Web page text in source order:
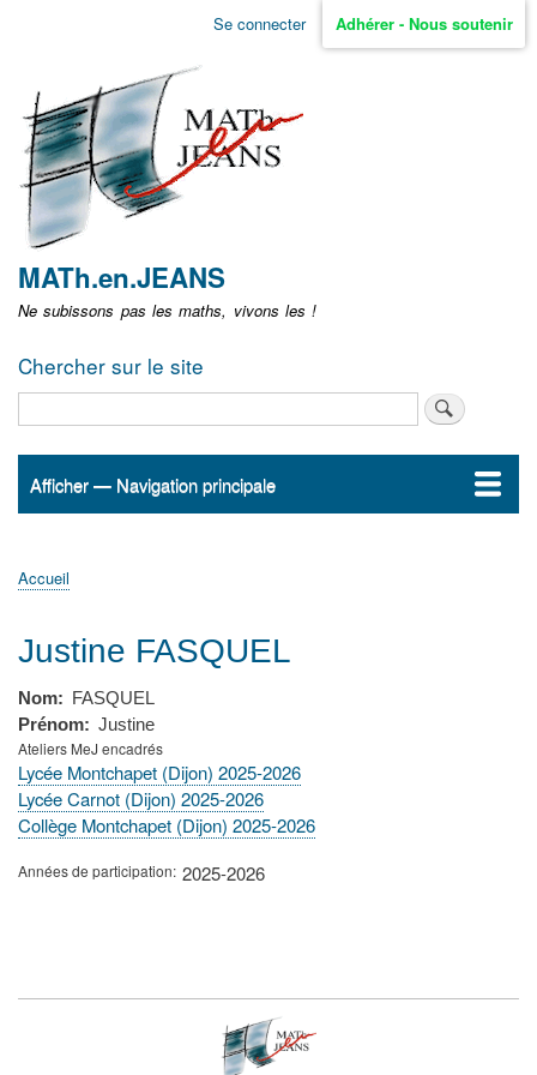
Aller
non
identifié
Se connecter Adhérer - Nous soutenir
MATh.en.JEANS
Ne subissons pas les maths, vivons les !
Chercher sur le site
Navigation
Afficher — Navigation principale
Accueil
ActualitésMATh.en.JEANS ?
Régions et Ateliers
Créer, gérer un atelier
Sujets/Publications
Congrès
d'Ariane
Accueil
Justine FASQUEL
Nom
FASQUEL
Prénom
Justine
Ateliers MeJ encadrés
Lycée Montchapet (Dijon) 2025-2026
Lycée Carnot (Dijon) 2025-2026
Collège Montchapet (Dijon) 2025-2026
Années de participation 2025-2026